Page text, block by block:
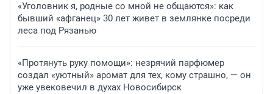
«Уголовник я, родные со мной не общаются»: как
бывший «афганец» 30 лет живет в землянке посреди
леса под Рязанью
«Протянуть руку помощи»: незрячий парфюмер
создал «уютный» аромат для тех, кому страшно, — он
уже увековечил в духах Новосибирск